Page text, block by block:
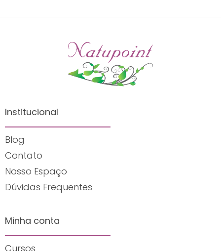
Institucional
Blog
Contato
Nosso Espaço
Dúvidas Frequentes
Minha conta
Cursos